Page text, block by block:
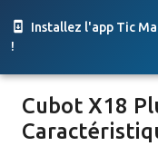
Installez l'app Tic
!
Cubot X18